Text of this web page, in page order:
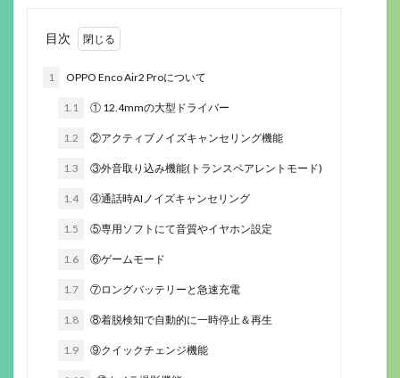
目次
1 OPPO Enco Air2 Proについて
1.1 ① 12.4mmの大型ドライバー
1.2 ②アクティブノイズキャンセリング機能
1.3 ③外音取り込み機能(トランスペアレントモード)
1.4 ④通話時AIノイズキャンセリング
1.5 ⑤専用ソフトにて音質やイヤホン設定
1.6 ⑥ゲームモード
1.7 ⑦ロングバッテリーと急速充電
1.8 ⑧着脱検知で自動的に一時停止＆再生
1.9 ⑨クイックチェンジ機能